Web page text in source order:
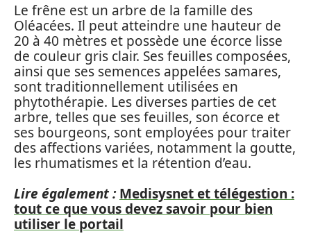
Le frêne est un arbre de la famille des
Oléacées. Il peut atteindre une hauteur de
20 à 40 mètres et possède une écorce lisse
de couleur gris clair. Ses feuilles composées,
ainsi que ses semences appelées samares,
sont traditionnellement utilisées en
phytothérapie. Les diverses parties de cet
arbre, telles que ses feuilles, son écorce et
ses bourgeons, sont employées pour traiter
des affections variées, notamment la goutte,
les rhumatismes et la rétention d’eau.
Lire également : Medisysnet et télégestion :
tout ce que vous devez savoir pour bien
utiliser le portail